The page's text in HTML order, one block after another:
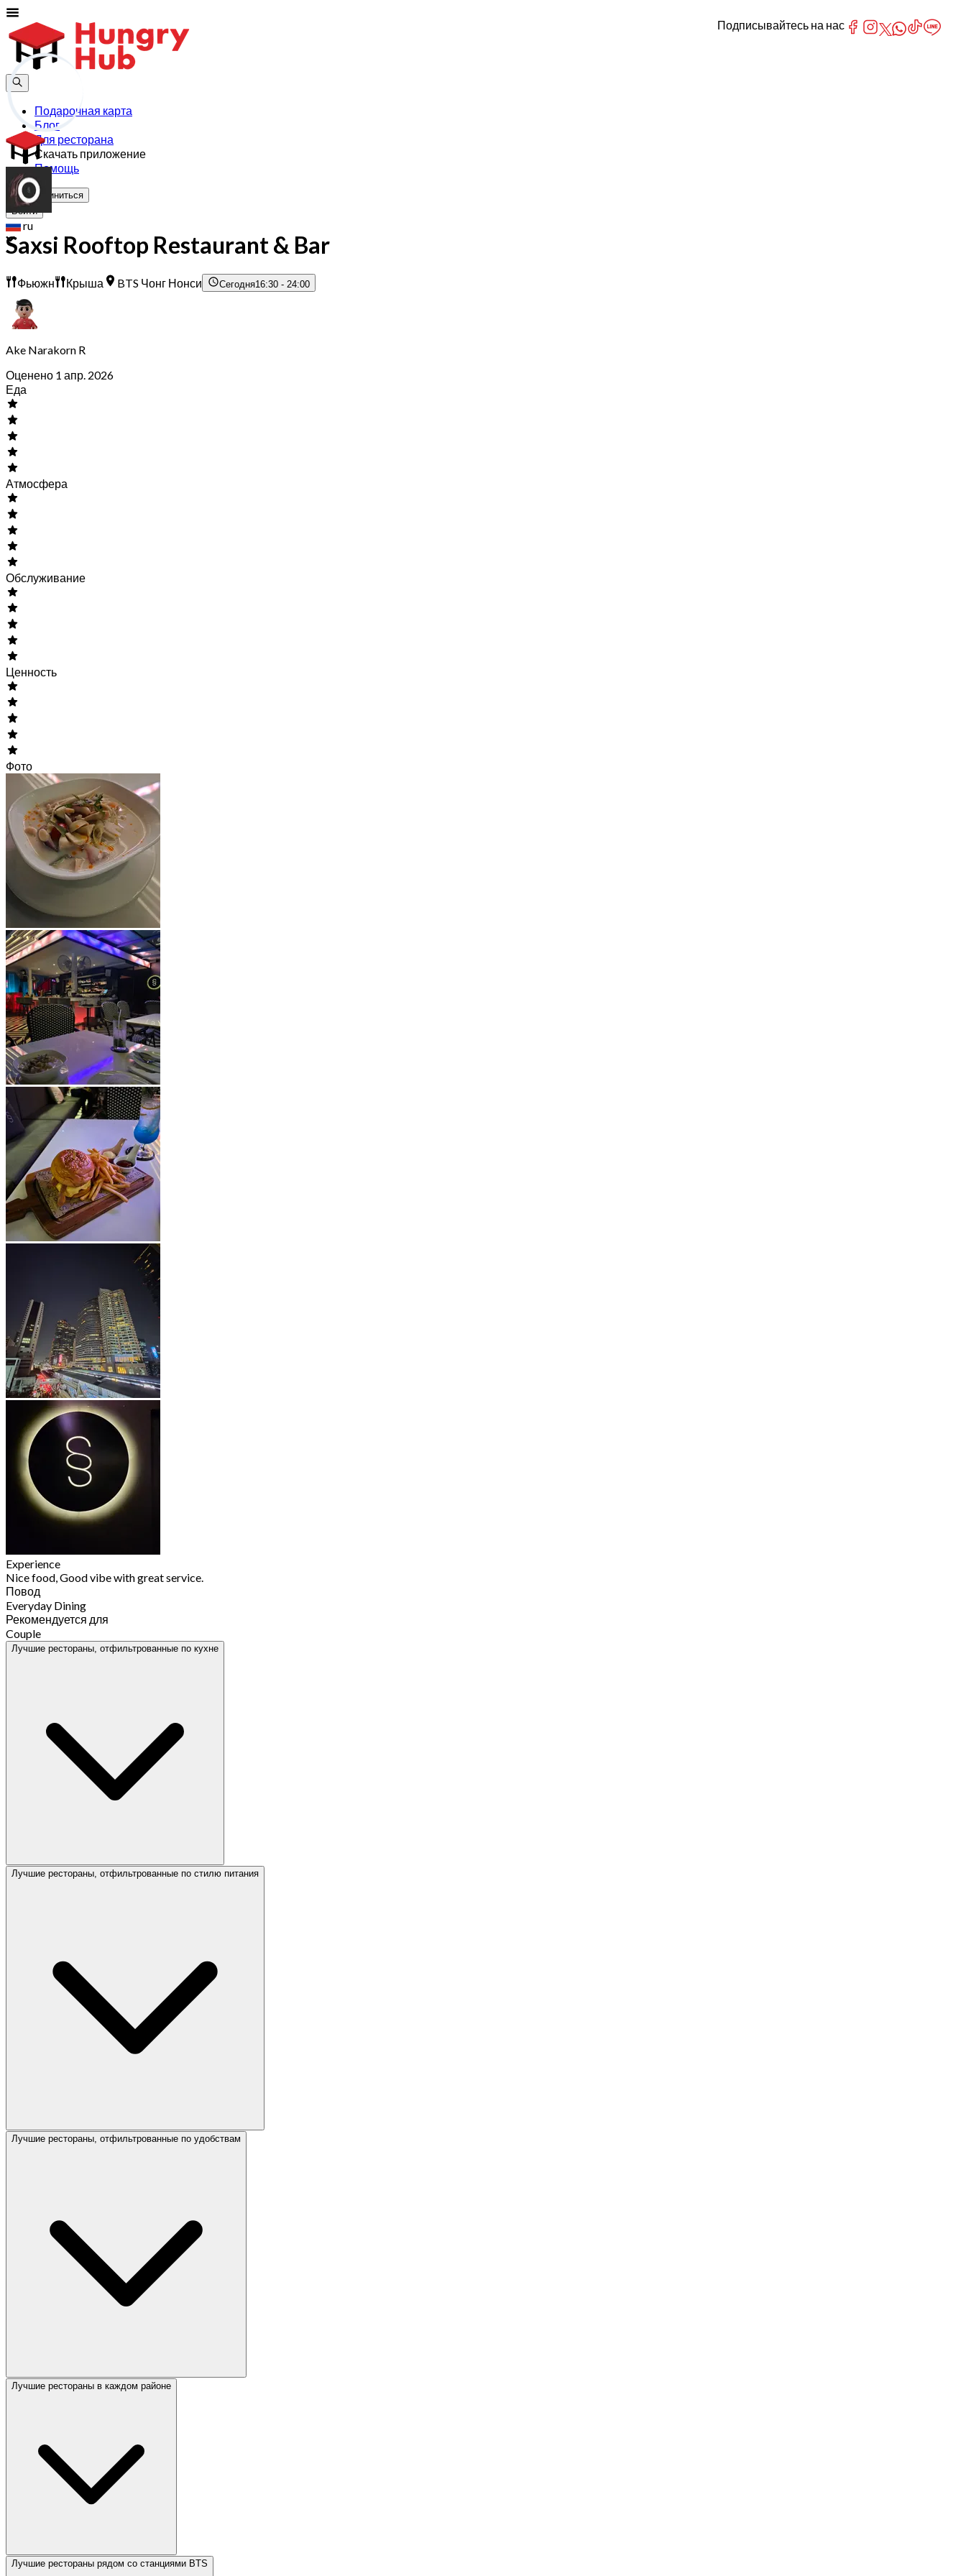
Подарочная карта
Блог
Для ресторана
Скачать приложение
Помощь
Присоединиться
Войти
ru
Saxsi Rooftop Restaurant & Bar
Фьюжн Крыша BTS Чонг Нонси Сегодня16:30 - 24:00
Ake Narakorn R
Оценено 1 апр. 2026
Еда
Атмосфера
Обслуживание
Ценность
Фото
Experience
Nice food, Good vibe with great service.
Повод
Everyday Dining
Рекомендуется для
Couple
Лучшие рестораны, отфильтрованные по кухне
Лучшие рестораны, отфильтрованные по стилю питания
Лучшие рестораны, отфильтрованные по удобствам
Лучшие рестораны в каждом районе
Лучшие рестораны рядом со станциями BTS
Подписывайтесь на нас